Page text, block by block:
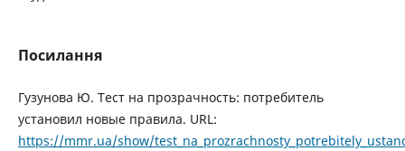
Посилання
Гузунова Ю. Тест на прозрачность: потребитель
установил новые правила. URL:
https://mmr.ua/show/